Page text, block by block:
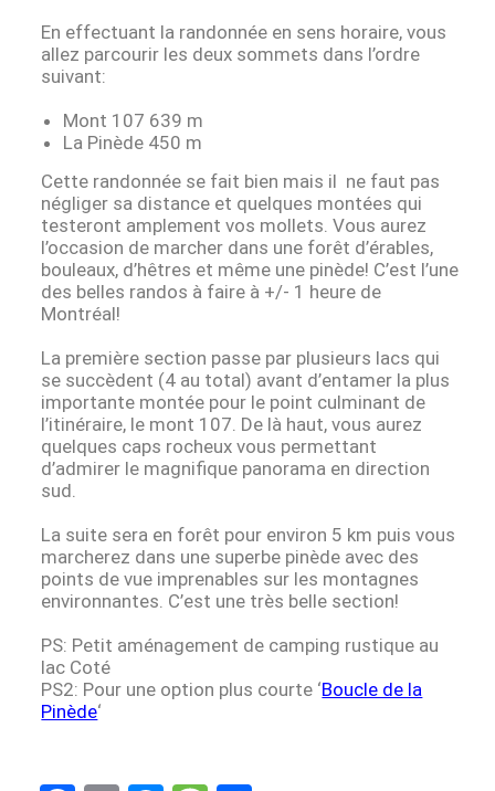
En effectuant la randonnée en sens horaire, vous
allez parcourir les deux sommets dans l’ordre
suivant:
Mont 107 639 m
La Pinède 450 m
Cette randonnée se fait bien mais il ne faut pas
négliger sa distance et quelques montées qui
testeront amplement vos mollets. Vous aurez
l’occasion de marcher dans une forêt d’érables,
bouleaux, d’hêtres et même une pinède! C’est l’une
des belles randos à faire à +/- 1 heure de
Montréal!
La première section passe par plusieurs lacs qui
se succèdent (4 au total) avant d’entamer la plus
importante montée pour le point culminant de
l’itinéraire, le mont 107. De là haut, vous aurez
quelques caps rocheux vous permettant
d’admirer le magnifique panorama en direction
sud.
La suite sera en forêt pour environ 5 km puis vous
marcherez dans une superbe pinède avec des
points de vue imprenables sur les montagnes
environnantes. C’est une très belle section!
PS: Petit aménagement de camping rustique au
lac Coté
PS2: Pour une option plus courte ‘Boucle de la
Pinède‘